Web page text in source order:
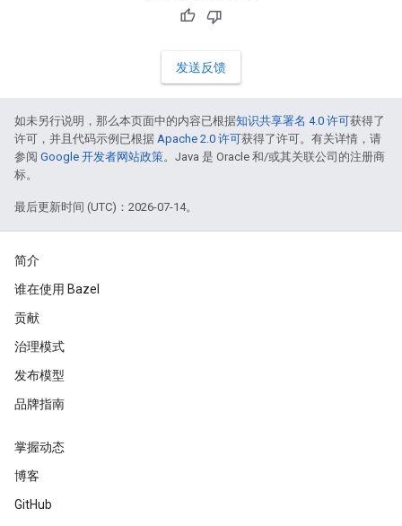
发送反馈
如未另行说明，那么本页面中的内容已根据知识共享署名 4.0 许可获得了
许可，并且代码示例已根据 Apache 2.0 许可获得了许可。有关详情，请
参阅 Google 开发者网站政策。Java 是 Oracle 和/或其关联公司的注册商
标。
最后更新时间 (UTC)：2026-07-14。
简介
谁在使用 Bazel
贡献
治理模式
发布模型
品牌指南
掌握动态
博客
GitHub